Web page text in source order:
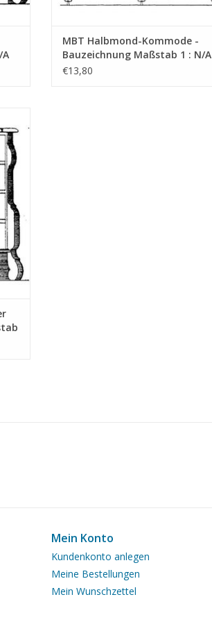
MBT Halbmond-Kommode -
Bauzeichnung Maßstab 1 : N/A
(45.18.008)
€13,80
Mein Konto
Kundenkonto anlegen
Meine Bestellungen
Mein Wunschzettel